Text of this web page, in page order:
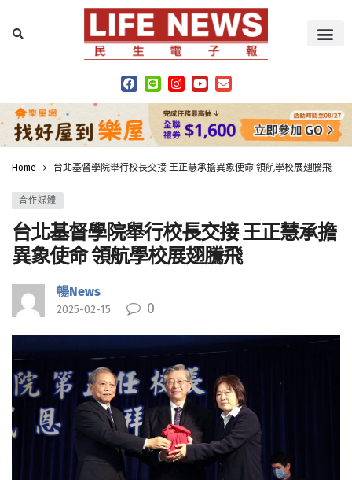
Home 台北基督學院舉行校長交接 王正慧承擔異象使命 領航學校展翅騰飛
合作媒體
台北基督學院舉行校長交接 王正慧承擔
異象使命 領航學校展翅騰飛
暢News
2025-02-15 0